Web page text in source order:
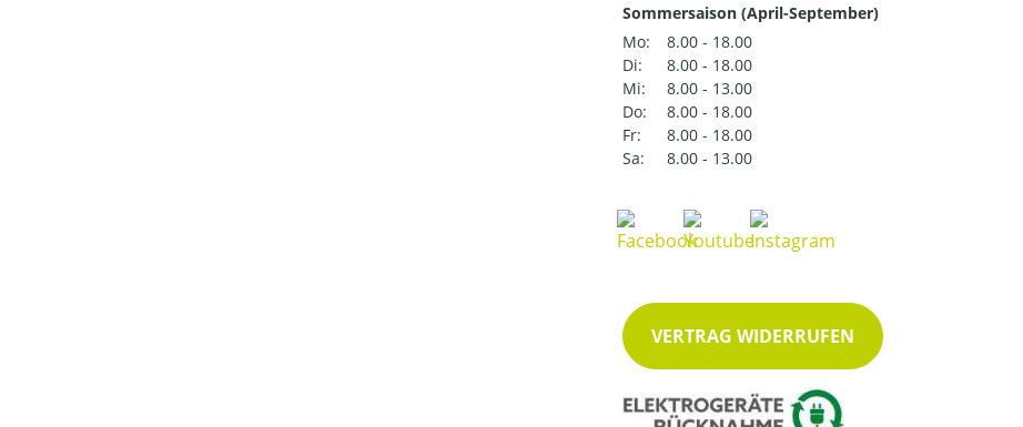
Sommersaison (April-September)
Mo:
8.00 - 18.00
Di:
8.00 - 18.00
Mi:
8.00 - 13.00
Do:
8.00 - 18.00
Fr:
8.00 - 18.00
Sa:
8.00 - 13.00
VERTRAG WIDERRUFEN